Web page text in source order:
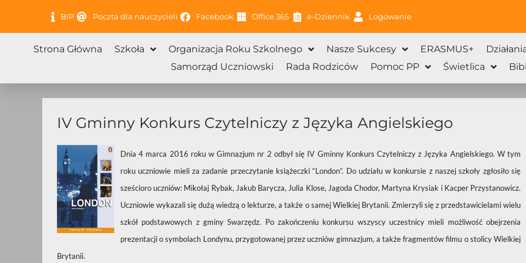
BIP Poczta dla nauczycieli Facebook Office 365 e-Dziennik Logowanie
Strona Główna Szkoła Organizacja Roku Szkolnego Nasze Sukcesy ERASMUS+
Samorząd Uczniowski
Rada Rodziców Pomoc PP Świetlica
IV Gminny Konkurs Czytelniczy z Języka Angielskiego
Dnia 4 marca 2016 roku w Gimnazjum nr 2 odbył się IV Gminny Konkurs Czytelniczy z Języka Angielskiego. W tym
roku uczniowie mieli za zadanie przeczytanie książeczki “London”. Do udziału w konkursie z naszej szkoły zgłosiło się
sześcioro uczniów: Mikołaj Rybak, Jakub Barycza, Julia Klose, Jagoda Chodor, Martyna Krysiak i Kacper Przystanowicz.
Uczniowie wykazali się dużą wiedzą o lekturze, a także o samej Wielkiej Brytanii. Zmierzyli się z przedstawicielami wielu
szkół podstawowych z gminy Swarzędz. Po zakończeniu konkursu wszyscy uczestnicy mieli możliwość obejrzenia
prezentacji o symbolach Londynu, przygotowanej przez uczniów gimnazjum, a także fragmentów filmu o stolicy Wielkiej
Brytanii.